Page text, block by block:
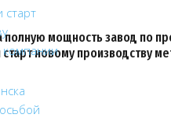
мощность завод по
новому производству